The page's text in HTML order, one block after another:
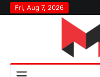
Skip
to
Fri, Aug 7, 2026